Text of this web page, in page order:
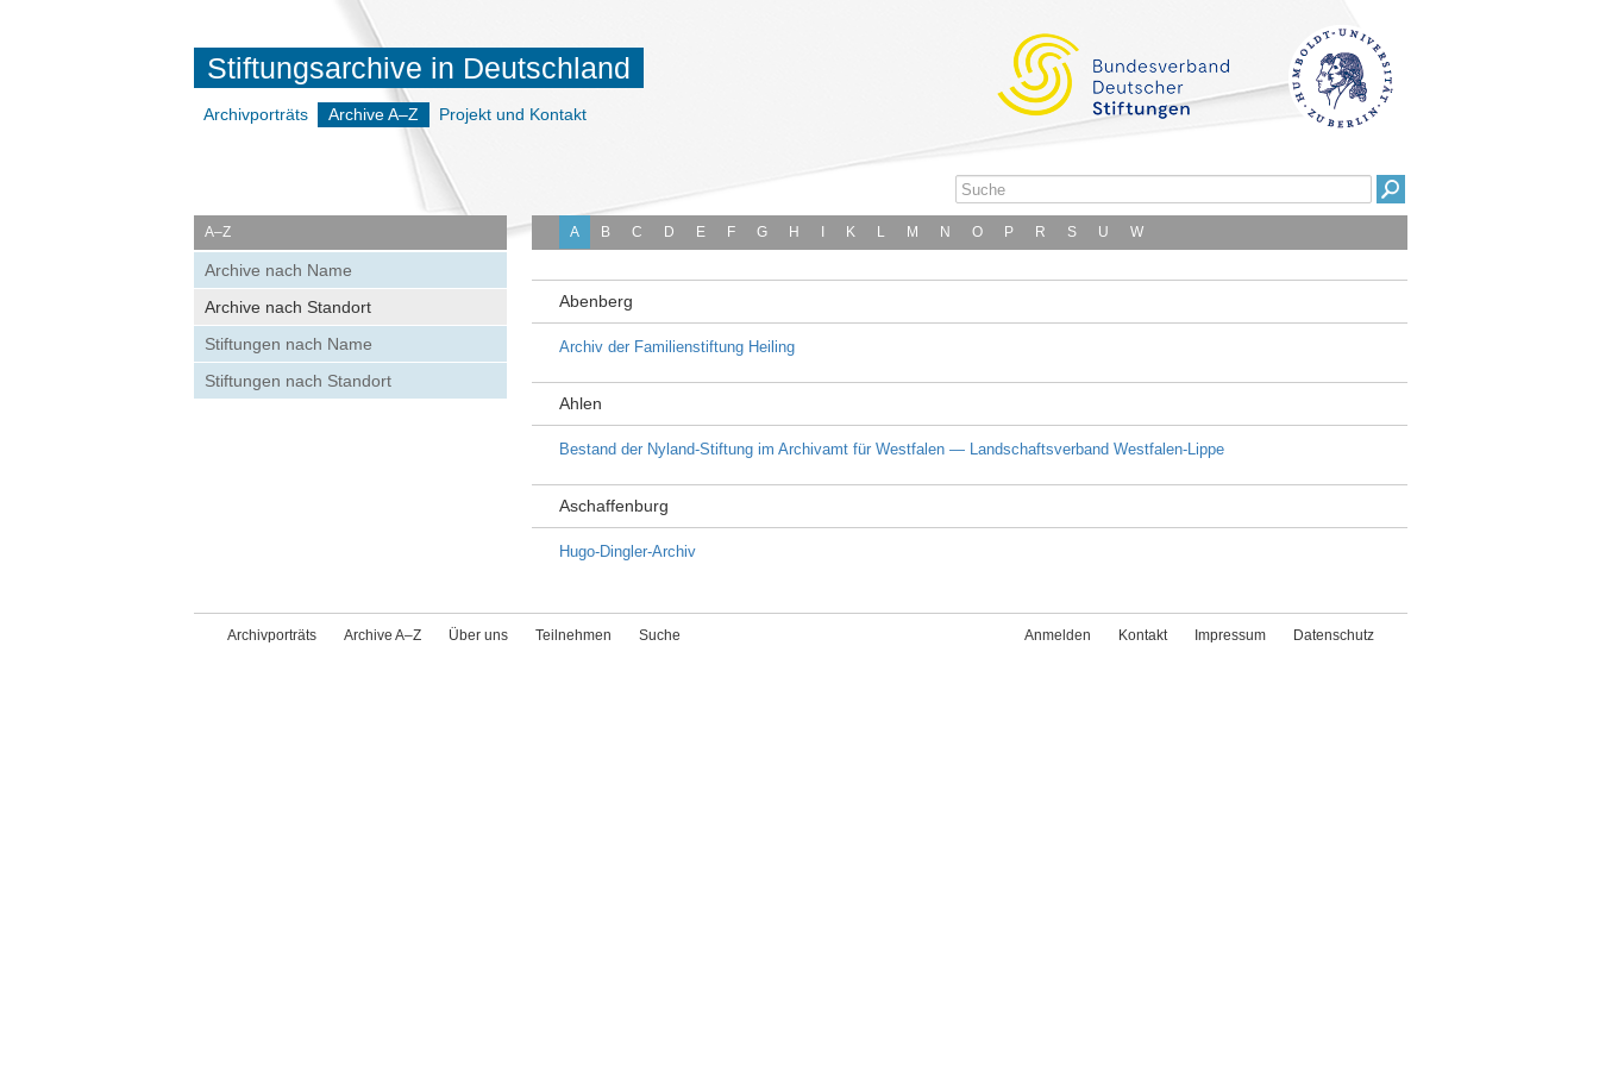
Stiftungsarchive in Deutschland
Archivporträts Archive A–Z Projekt und Kontakt
A–Z
Archive nach Name
Archive nach Standort
Stiftungen nach Name
Stiftungen nach Standort
A B C D E F G H K L M N O P R S U W
Abenberg
Archiv der Familienstiftung Heiling
Ahlen
Bestand der Nyland-Stiftung im Archivamt für Westfalen — Landschaftsverband Westfalen-Lippe
Aschaffenburg
Hugo-Dingler-Archiv
Archivporträts Archive A–Z Über uns Teilnehmen Suche Anmelden Kontakt Impressum Datenschutz